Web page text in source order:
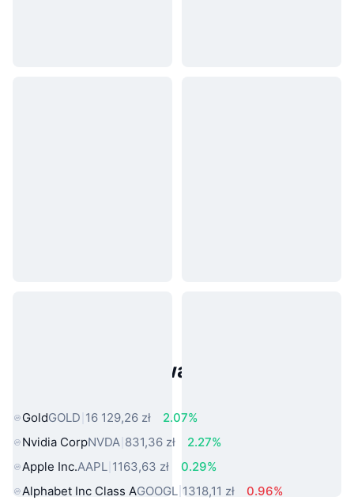
Popularne aktywa ze świata
GoldGOLD 16 129,26 zł
2.07%
Nvidia CorpNVDA 831,36 zł
2.27%
Apple Inc.AAPL 1163,63 zł
0.29%
Alphabet Inc Class AGOOGL 1318,11 zł 0.96%